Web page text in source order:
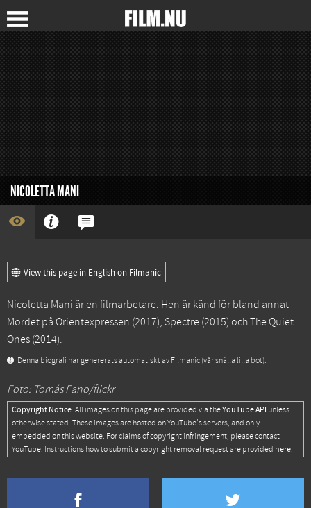
NICOLETTA MANI
View this page in English on Filmanic
Nicoletta Mani är en filmarbetare. Hen är känd för bland annat
Mordet på Orientexpressen (2017), Spectre (2015) ochThe Quiet
Ones (2014).
Denna biografi har genererats automatiskt av Filmanic (vår snälla lilla bot).
Foto: Tomás Fano/flickr
Copyright Notice: All images on this page are provided via theYouTube API unless
otherwise stated. These images are hosted on YouTube's servers, and only
embedded on this website. For claims of copyright infringement, please contact
YouTube. Instructions how to submit a copyright removal request are provided here.